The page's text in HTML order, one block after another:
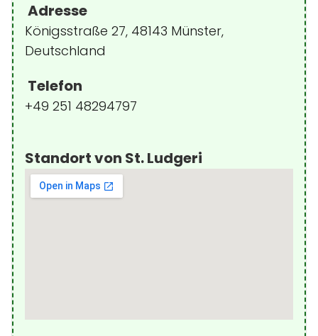
Adresse
Königsstraße 27, 48143 Münster,
Deutschland
Telefon
+49 251 48294797
Standort von St. Ludgeri